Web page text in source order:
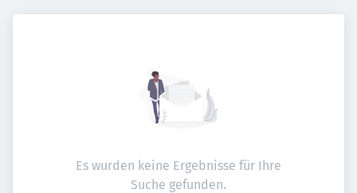
Es wurden keine Ergebnisse für Ihre
Suche gefunden.